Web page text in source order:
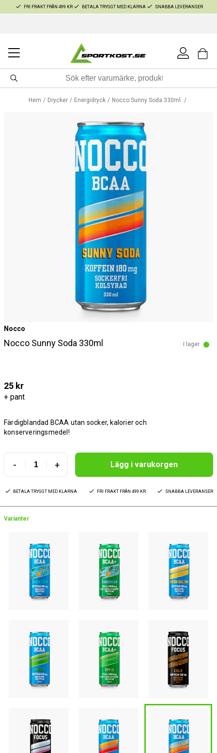
FRI FRAKT FRÅN 499 KR BETALA TRYGGT MED KLARNA SNABBA LEVERANSER
Hem Drycker Energidryck Nocco Sunny Soda 330ml
Nocco
Nocco Sunny Soda 330ml I lager
25 kr
+ pant
Färdigblandad BCAA utan socker, kalorier och
konserveringsmedel!
- + Lägg i varukorgen
BETALA TRYGGT MED KLARNA FRI FRAKT FRÅN 499 KR SNABBA LEVERANSER
Varianter